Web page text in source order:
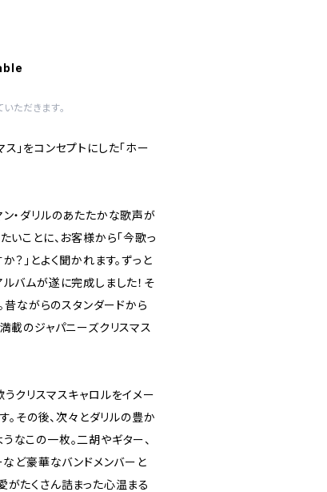
ただきます。
」をコンセプトにした「ホー
・ダリルのあたたかな歌声が
いことに、お客様から「今歌っ
？」とよく聞かれます。ずっと
バムが遂に完成しました！そ
昔ながらのスタンダードから
載のジャパニーズクリスマス
クリスマスキャロルをイメー
その後、次々とダリルの豊か
なこの一枚。二胡やギター、
など豪華なバンドメンバーと
がたくさん詰まった心温まる